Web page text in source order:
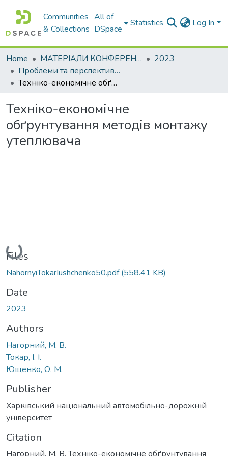
Communities
& Collections
All of
DSpace
Statistics Log In
Home МАТЕРІАЛИ КОНФЕРЕНЦІЙ
2023
Проблеми та перспективи розвитку підприємництва
Техніко-економічне обґрунтування методів монтажу утеплювача
Техніко-економічне
обґрунтування методів монтажу
утеплювача
Loading...
Files
NahornyiTokarIushchenko50.pdf(558.41 KB)
Date
2023
Authors
Нагорний, М. В.
Токар, І. І.
Ющенко, О. М.
Publisher
Харківський національний автомобільно-дорожній
університет
Citation